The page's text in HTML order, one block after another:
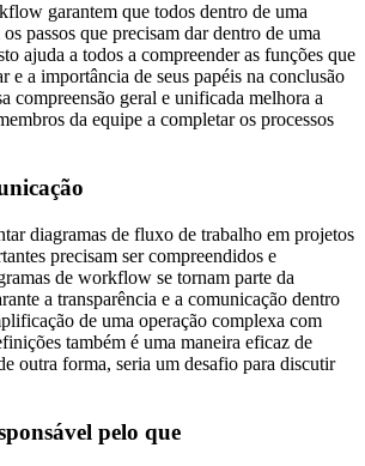
garantem que todos dentro de uma
passos que precisam dar dentro de uma
ajuda a todos a compreender as funções que
e a importância de seus papéis na conclusão
compreensão geral e unificada melhora a
da equipe a completar os processos
diagramas de fluxo de trabalho em projetos
precisam ser compreendidos e
de workflow se tornam parte da
a transparência e a comunicação dentro
de uma operação complexa com
também é uma maneira eficaz de
outra forma, seria um desafio para discutir
pelo que